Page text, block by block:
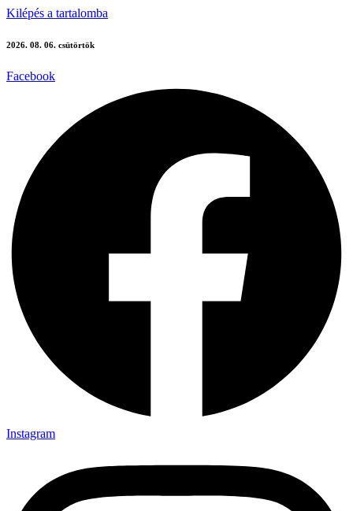
Kilépés a tartalomba
2026. 08. 06. csütörtök
Facebook
Instagram